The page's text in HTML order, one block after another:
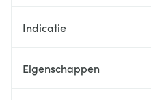
Indicatie
Eigenschappen